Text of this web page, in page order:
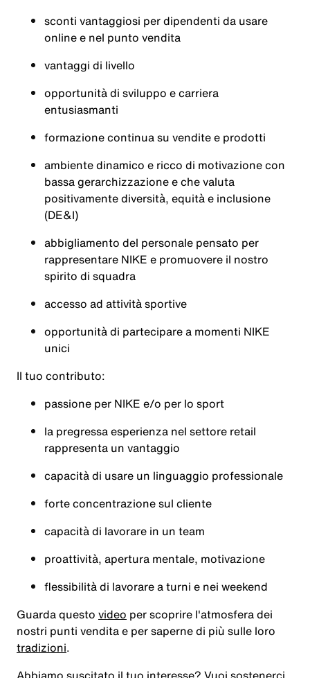
sconti vantaggiosi per dipendenti da usare
online e nel punto vendita
vantaggi di livello
opportunità di sviluppo e carriera
entusiasmanti
formazione continua su vendite e prodotti
ambiente dinamico e ricco di motivazione con
bassa gerarchizzazione e che valuta
positivamente diversità, equità e inclusione
(DE&I)
abbigliamento del personale pensato per
rappresentare NIKE e promuovere il nostro
spirito di squadra
accesso ad attività sportive
opportunità di partecipare a momenti NIKE
unici
Il tuo contributo:
passione per NIKE e/o per lo sport
la pregressa esperienza nel settore retail
rappresenta un vantaggio
capacità di usare un linguaggio professionale
forte concentrazione sul cliente
capacità di lavorare in un team
proattività, apertura mentale, motivazione
flessibilità di lavorare a turni e nei weekend
Guarda questo video per scoprire l'atmosfera dei
nostri punti vendita e per saperne di più sulle loro
tradizioni.